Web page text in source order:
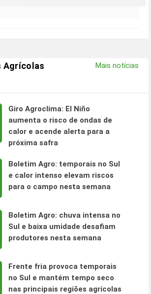
Agrícolas Mais notícias
Giro Agroclima: El Niño
aumenta o risco de ondas de
calor e acende alerta para a
próxima safra
Boletim Agro: temporais no Sul
e calor intenso elevam riscos
para o campo nesta semana
Boletim Agro: chuva intensa no
Sul e baixa umidade desafiam
produtores nesta semana
Frente fria provoca temporais
no Sul e mantém tempo seco
nas principais regiões agrícolas